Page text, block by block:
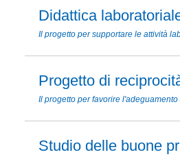
Didattica
Il progetto per supportare le attività
Progetto di
Il progetto per favorire
Studio delle buone